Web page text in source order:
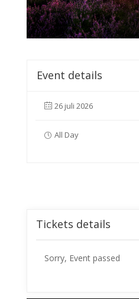
Event details
26 juli 2026
All Day
Tickets details
Sorry, Event passed